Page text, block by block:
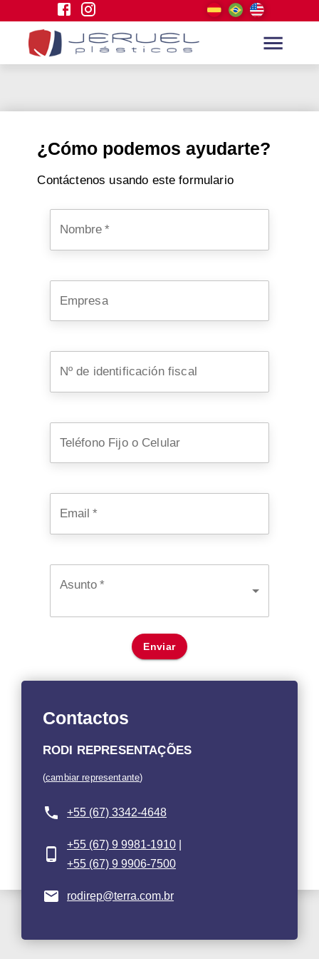
Contactos
RODI REPRESENTAÇÕES
(cambiar representante)
+55 (67) 3342-4648
+55 (67) 9 9981-1910
+55 (67) 9 9906-7500
rodirep@terra.com.br
¿Cómo podemos ayudarte?
Contáctenos usando este formulario
Nombre *
Empresa
Nº de identificación fiscal
Teléfono Fijo o Celular
Email *
Asunto *
Enviar